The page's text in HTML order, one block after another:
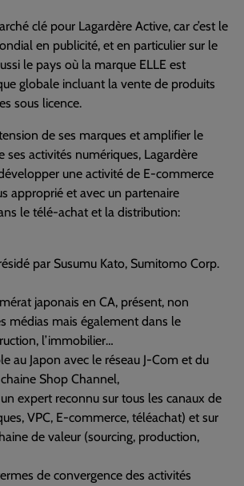
clé pour Lagardère Active, car c’est le
en publicité, et en particulier sur le
le pays où la marque ELLE est
globale incluant la vente de produits
sous licence.
de ses marques et amplifier le
activités numériques, Lagardère
une activité de E-commerce
approprié et avec un partenaire
le télé-achat et la distribution:
par Susumu Kato, Sumitomo Corp.
japonais en CA, présent, non
médias mais également dans le
l’immobilier…
au Japon avec le réseau J-Com et du
Shop Channel,
expert reconnu sur tous les canaux de
VPC, E-commerce, téléachat) et sur
de valeur (sourcing, production,
de convergence des activités